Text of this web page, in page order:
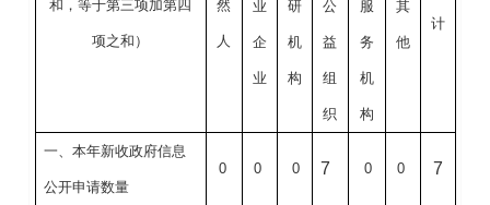
和，等于第三项加第四
项之和）
然
人
计
业
企
业
研
机
构
公
益
组
织
服
务
机
构
其
他
一、本年新收政府信息
公开申请数量
0 0 0 7 0 0 7